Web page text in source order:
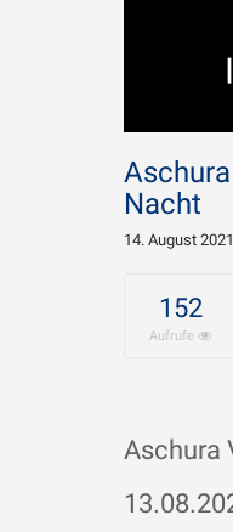
Nacht
14. August
152
Aufrufe
Aschura